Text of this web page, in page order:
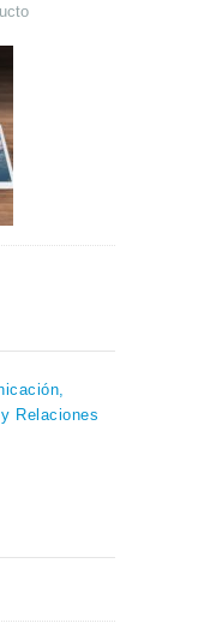
Relaciones